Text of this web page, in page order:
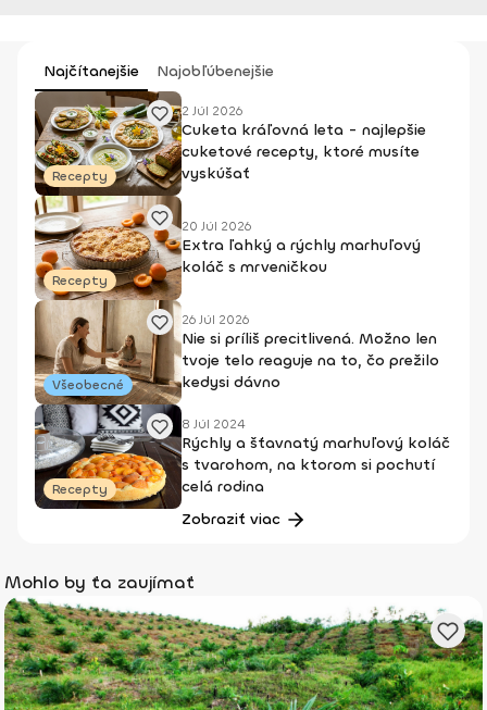
Najčítanejšie Najobľúbenejšie
Recepty
2 Júl 2026
Cuketa kráľovná leta - najlepšie
cuketové recepty, ktoré musíte
vyskúšať
Recepty
20 Júl 2026
Extra ľahký a rýchly marhuľový
koláč s mrveničkou
Všeobecné
26 Júl 2026
Nie si príliš precitlivená. Možno len
tvoje telo reaguje na to, čo prežilo
kedysi dávno
Recepty
8 Júl 2024
Rýchly a šťavnatý marhuľový koláč
s tvarohom, na ktorom si pochutí
celá rodina
Zobraziť viac
Mohlo by ťa zaujímať